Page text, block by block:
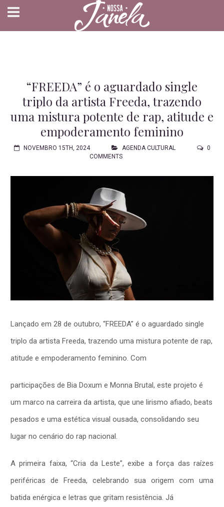
“FREEDA” é o aguardado single
triplo da artista Freeda, trazendo
uma mistura potente de rap, atitude e
empoderamento feminino
NOVEMBRO 15TH, 2024 AGENDA CULTURAL
0
COMMENTS
Lançado em 28 de outubro, “FREEDA” é o aguardado single
triplo da artista Freeda, trazendo uma mistura potente de rap,
atitude e empoderamento feminino. Com
participações de Bia Doxum e Monna Brutal, este projeto é
um marco na carreira da artista, que une lirismo afiado, beats
pesados e uma estética visual ousada, consolidando seu
lugar no cenário do rap nacional.
A primeira faixa, “Cria da Leste”, exibe a força das raízes
periféricas de Freeda, celebrando sua origem com uma
batida enérgica e letras que gritam resistência. Já